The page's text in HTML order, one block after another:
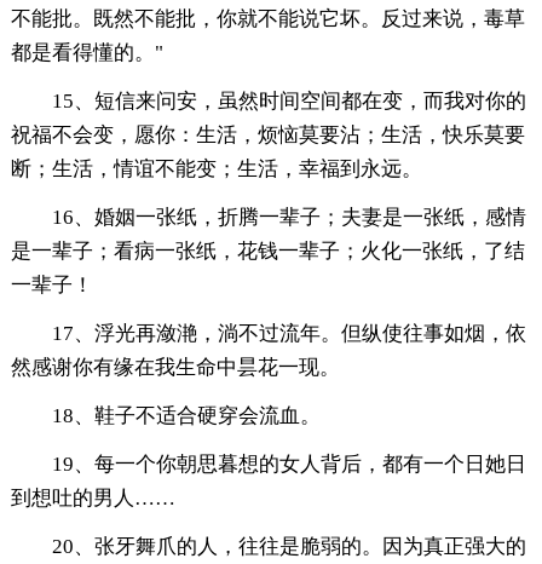
不能批。既然不能批，你就不能说它坏。反过来说，毒草
都是看得懂的。"
15、短信来问安，虽然时间空间都在变，而我对你的
祝福不会变，愿你：生活，烦恼莫要沾；生活，快乐莫要
断；生活，情谊不能变；生活，幸福到永远。
16、婚姻一张纸，折腾一辈子；夫妻是一张纸，感情
是一辈子；看病一张纸，花钱一辈子；火化一张纸，了结
一辈子！
17、浮光再潋滟，淌不过流年。但纵使往事如烟，依
然感谢你有缘在我生命中昙花一现。
18、鞋子不适合硬穿会流血。
19、每一个你朝思暮想的女人背后，都有一个日她日
到想吐的男人……
20、张牙舞爪的人，往往是脆弱的。因为真正强大的